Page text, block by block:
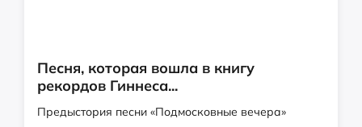
Песня, которая вошла в книгу
рекордов Гиннеса...
Предыстория песни «Подмосковные вечера»